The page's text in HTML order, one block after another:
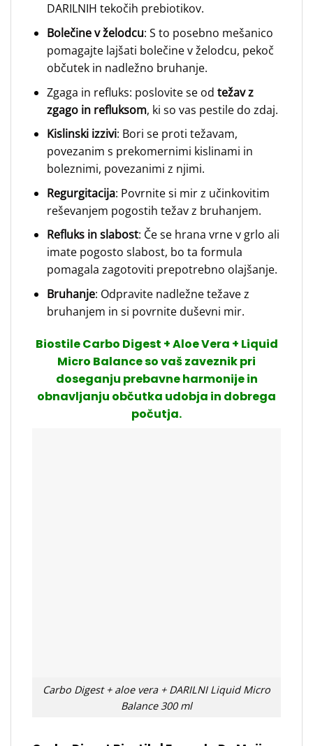
DARILNIH tekočih prebiotikov.
Bolečine v želodcu: S to posebno mešanico
pomagajte lajšati bolečine v želodcu, pekoč
občutek in nadležno bruhanje.
Zgaga in refluks: poslovite se od težav z
zgago in refluksom, ki so vas pestile do zdaj.
Kislinski izzivi: Bori se proti težavam,
povezanim s prekomernimi kislinami in
boleznimi, povezanimi z njimi.
Regurgitacija: Povrnite si mir z učinkovitim
reševanjem pogostih težav z bruhanjem.
Refluks in slabost: Če se hrana vrne v grlo ali
imate pogosto slabost, bo ta formula
pomagala zagotoviti prepotrebno olajšanje.
Bruhanje: Odpravite nadležne težave z
bruhanjem in si povrnite duševni mir.
Biostile Carbo Digest + Aloe Vera + Liquid
Micro Balance so vaš zaveznik pri
doseganju prebavne harmonije in
obnavljanju občutka udobja in dobrega
počutja.
Carbo Digest + aloe vera + DARILNI Liquid Micro
Balance 300 ml